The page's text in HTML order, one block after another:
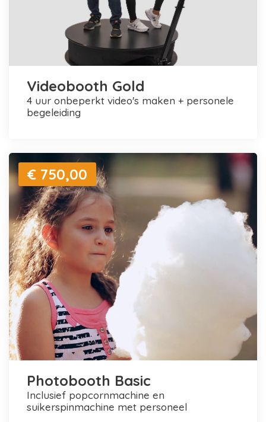
Videobooth Gold
4 uur onbeperkt video's maken + personele
begeleiding
€ 750,00
Photobooth Basic
inclusief popcornmachine en
suikerspinmachine met personeel